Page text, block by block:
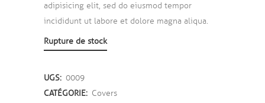
adipisicing elit, sed do eiusmod tempor
incididunt ut labore et dolore magna aliqua.
Rupture de stock
UGS : 0009
CATÉGORIE : Covers